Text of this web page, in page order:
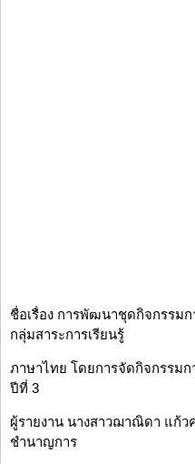
ชื่อเรื่อง การพัฒนาชุดกิจกรรมก
กลุ่มสาระการเรียนรู้
ภาษาไทย โดยการจัดกิจกรรม
ปีที่ 3
ผู้รายงาน นางสาวฌาณิดา แก้ว
ชำนาญการ